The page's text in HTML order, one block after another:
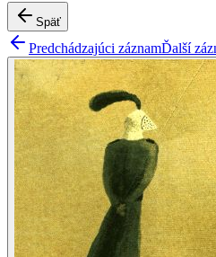
Späť
Predchádzajúci záznamĎalší